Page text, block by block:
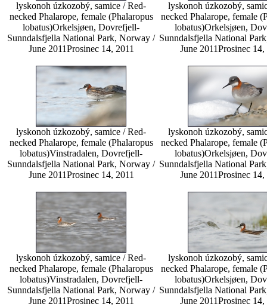
lyskonoh úzkozobý, samice / Red-
necked Phalarope, female (Phalaropus
lobatus)Orkelsjøen, Dovrefjell-
Sunndalsfjella National Park, Norway /
June 2011Prosinec 14, 2011
lyskonoh úzkozobý,
necked Phalarope, female
lobatus)Orkelsjøen,
Sunndalsfjella National
June 2011Prosinec 14,
lyskonoh úzkozobý, samice / Red-
necked Phalarope, female (Phalaropus
lobatus)Vinstradalen, Dovrefjell-
Sunndalsfjella National Park, Norway /
June 2011Prosinec 14, 2011
lyskonoh úzkozobý,
necked Phalarope, female
lobatus)Orkelsjøen,
Sunndalsfjella National
June 2011Prosinec 14,
lyskonoh úzkozobý, samice / Red-
necked Phalarope, female (Phalaropus
lobatus)Vinstradalen, Dovrefjell-
Sunndalsfjella National Park, Norway /
June 2011Prosinec 14, 2011
lyskonoh úzkozobý,
necked Phalarope, female
lobatus)Orkelsjøen,
Sunndalsfjella National
June 2011Prosinec 14,